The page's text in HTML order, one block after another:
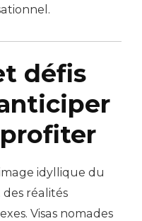
défis
idyllique du
réalités
Visas nomades